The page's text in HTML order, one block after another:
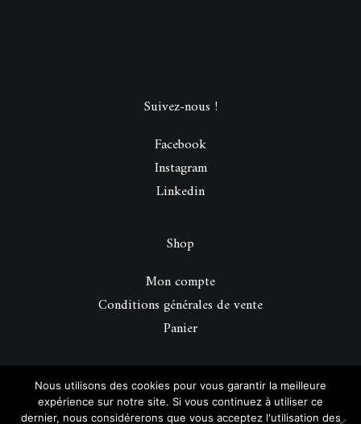
© 2026 Be Perfect Magazine.| Tous droits réservés.
Suivez-nous !
Facebook
Instagram
Linkedin
Shop
Mon compte
Conditions générales de vente
Panier
Nous utilisons des cookies pour vous garantir la meilleure
expérience sur notre site. Si vous continuez à utiliser ce
dernier, nous considérerons que vous acceptez l'utilisation des